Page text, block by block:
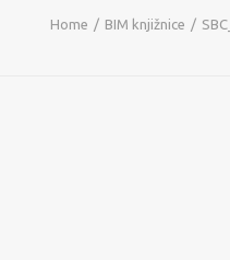
Home BIM knjižnice